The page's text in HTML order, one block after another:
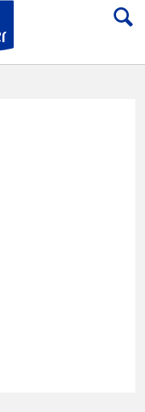
Till Norrmejerier